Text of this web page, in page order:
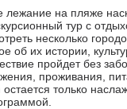
лежание на пляже
тур с
несколько
об их истории,
пройдет без
проживания,
только